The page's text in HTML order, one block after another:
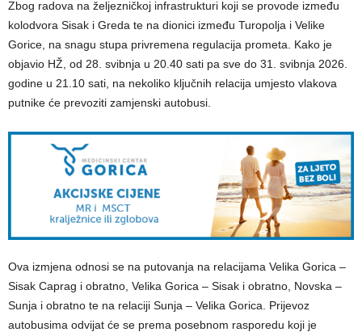
Zbog radova na željezničkoj infrastrukturi koji se provode između
kolodvora Sisak i Greda te na dionici između Turopolja i Velike
Gorice, na snagu stupa privremena regulacija prometa. Kako je
objavio HŽ, od 28. svibnja u 20.40 sati pa sve do 31. svibnja 2026.
godine u 21.10 sati, na nekoliko ključnih relacija umjesto vlakova
putnike će prevoziti zamjenski autobusi.
Ova izmjena odnosi se na putovanja na relacijama Velika Gorica –
Sisak Caprag i obratno, Velika Gorica – Sisak i obratno, Novska –
Sunja i obratno te na relaciji Sunja – Velika Gorica. Prijevoz
autobusima odvijat će se prema posebnom rasporedu koji je